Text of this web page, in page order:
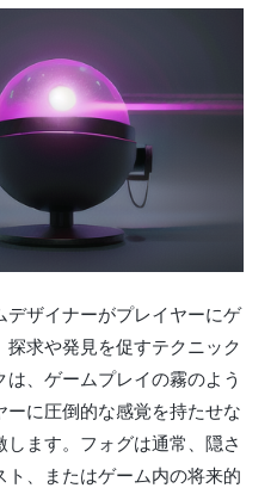
デザイナーがプレイヤーにゲ
求や発見を促すテクニック
、ゲームプレイの霧のよう
に圧倒的な感覚を持たせな
ます。フォグは通常、隠さ
、またはゲーム内の将来的